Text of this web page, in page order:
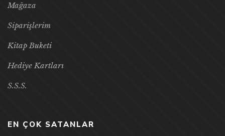
Mağaza
Siparişlerim
Kitap Buketi
Hediye Kartları
S.S.S.
EN ÇOK SATANLAR